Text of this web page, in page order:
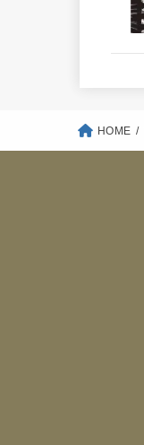
HOME